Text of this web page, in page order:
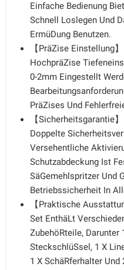
Einfache Bedienung
Schnell Loslegen Und
ErmüDung Benutzen.
【PräZise Einstellung
HochpräZise
0-2mm Eingestellt
PräZises Und
【Sicherheitsgarantie
Doppelte
Versehentliche
Schutzabdeckung Ist
SäGemehlspritzer Und
Betriebssicherheit In
【Praktische
Set EnthäLt
ZubehöRteile, Darunter
SteckschlüSsel, 1 X
1 X SchäRferhalter